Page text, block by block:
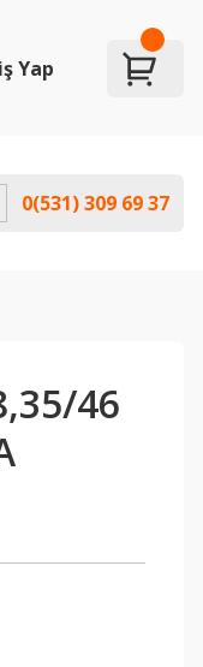
Yap
0(531) 309 69 37
46